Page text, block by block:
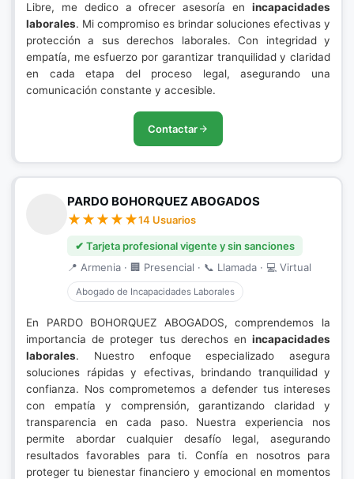
Libre, me dedico a ofrecer asesoría en incapacidades
laborales. Mi compromiso es brindar soluciones efectivas y
protección a sus derechos laborales. Con integridad y
empatía, me esfuerzo por garantizar tranquilidad y claridad
en cada etapa del proceso legal, asegurando una
comunicación constante y accesible.
Contactar
PARDO BOHORQUEZ ABOGADOS
14 Usuarios
✔ Tarjeta profesional vigente y sin sanciones
📍 Armenia · 🏢 Presencial · 📞 Llamada · 💻 Virtual
Abogado de Incapacidades Laborales
En PARDO BOHORQUEZ ABOGADOS, comprendemos la
importancia de proteger tus derechos en incapacidades
laborales. Nuestro enfoque especializado asegura
soluciones rápidas y efectivas, brindando tranquilidad y
confianza. Nos comprometemos a defender tus intereses
con empatía y comprensión, garantizando claridad y
transparencia en cada paso. Nuestra experiencia nos
permite abordar cualquier desafío legal, asegurando
resultados favorables para ti. Confía en nosotros para
proteger tu bienestar financiero y emocional en momentos